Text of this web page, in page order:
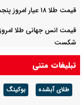
قیمت طلا ۱۸ عیار امروز پنجشنبه ۱۵ مرداد ۱۴۰۵/ طلا دوباره صعودی شد
شکست
تبلیغات متنی
طلای آبشده بوکینگ